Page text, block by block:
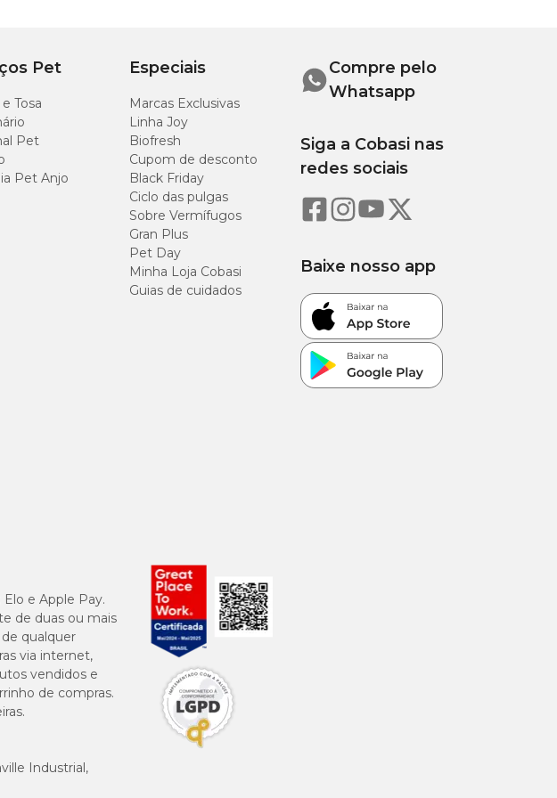
Pet
Tosa
Pet
Pet Anjo
Especiais
Marcas Exclusivas
Linha Joy
Biofresh
Cupom de desconto
Black Friday
Ciclo das pulgas
Sobre Vermífugos
Gran Plus
Pet Day
Minha Loja Cobasi
Guias de cuidados
Compre pelo
Whatsapp
Siga a Cobasi nas
redes sociais
Baixe nosso app
e Apple Pay.
de duas ou mais
qualquer
via internet,
vendidos e
de compras.
Industrial,